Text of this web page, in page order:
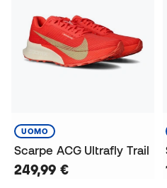
UOMO
Scarpe ACG Ultrafly Trail
249,99 €